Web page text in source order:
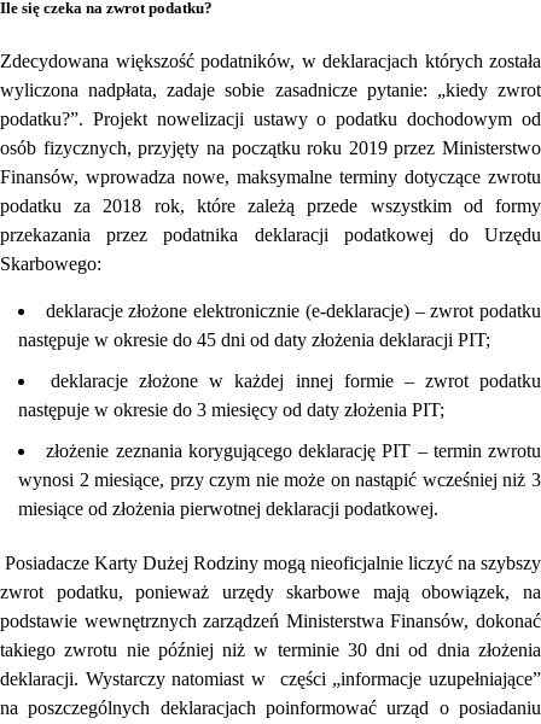
Ile się czeka na zwrot podatku?
Zdecydowana większość podatników, w deklaracjach których została
wyliczona nadpłata, zadaje sobie zasadnicze pytanie: „kiedy zwrot
podatku?”. Projekt nowelizacji ustawy o podatku dochodowym od
osób fizycznych, przyjęty na początku roku 2019 przez Ministerstwo
Finansów, wprowadza nowe, maksymalne terminy dotyczące zwrotu
podatku za 2018 rok, które zależą przede wszystkim od formy
przekazania przez podatnika deklaracji podatkowej do Urzędu
Skarbowego:
deklaracje złożone elektronicznie (e-deklaracje) – zwrot podatku
następuje w okresie do 45 dni od daty złożenia deklaracji PIT;
deklaracje złożone w każdej innej formie – zwrot podatku
następuje w okresie do 3 miesięcy od daty złożenia PIT;
złożenie zeznania korygującego deklarację PIT – termin zwrotu
wynosi 2 miesiące, przy czym nie może on nastąpić wcześniej niż 3
miesiące od złożenia pierwotnej deklaracji podatkowej.
Posiadacze Karty Dużej Rodziny mogą nieoficjalnie liczyć na szybszy
zwrot podatku, ponieważ urzędy skarbowe mają obowiązek, na
podstawie wewnętrznych zarządzeń Ministerstwa Finansów, dokonać
takiego zwrotu nie później niż w terminie 30 dni od dnia złożenia
deklaracji. Wystarczy natomiast w części „informacje uzupełniające”
na poszczególnych deklaracjach poinformować urząd o posiadaniu